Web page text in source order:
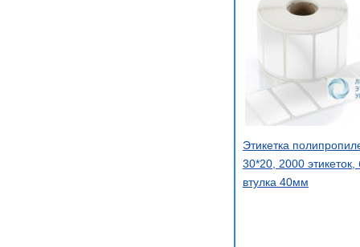
Этикетка
30*20, 2000 этикеток,
втулка 40мм